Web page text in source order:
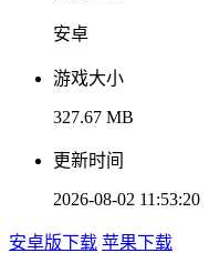
安卓
游戏大小
327.67 MB
更新时间
2026-08-02 11:53:20
安卓版下载 苹果下载